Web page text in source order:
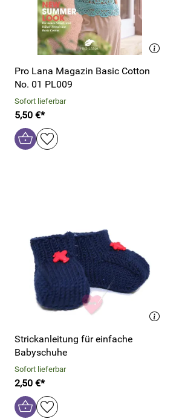
Pro Lana Magazin Basic Cotton
No. 01 PL009
Sofort lieferbar
5,50 €*
Strickanleitung für einfache
Babyschuhe
Sofort lieferbar
2,50 €*